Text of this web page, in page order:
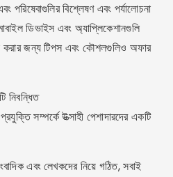
পরিষেবাগুলির বিশ্লেষণ এবং পর্যালোচনা
ডিভাইস এবং অ্যাপ্লিকেশানগুলি
করার জন্য টিপস এবং কৌশলগুলিও অফার
সম্পর্কে উত্সাহী পেশাদারদের একটি
এবং লেখকদের নিয়ে গঠিত, সবাই